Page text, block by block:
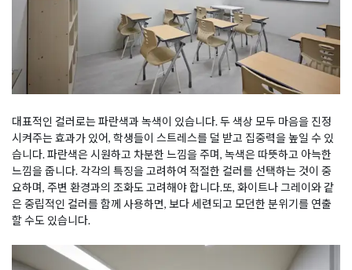
대표적인 컬러로는 파란색과 녹색이 있습니다. 두 색상 모두 마음을 진정
시켜주는 효과가 있어, 학생들이 스트레스를 덜 받고 집중력을 높일 수 있
습니다. 파란색은 시원하고 차분한 느낌을 주며, 녹색은 따뜻하고 아늑한
느낌을 줍니다. 각각의 특징을 고려하여 적절한 컬러를 선택하는 것이 중
요하며, 주변 환경과의 조화도 고려해야 합니다.또, 화이트나 그레이와 같
은 중립적인 컬러를 함께 사용하면, 보다 세련되고 모던한 분위기를 연출
할 수도 있습니다.